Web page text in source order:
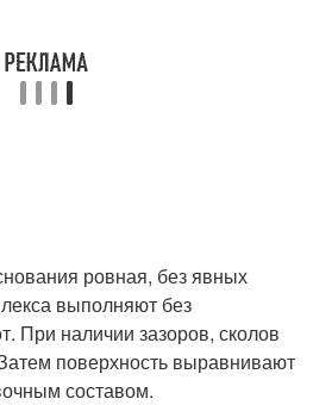
ровная, без явных
выполняют без
При наличии зазоров, сколов
поверхность выравнивают
составом.